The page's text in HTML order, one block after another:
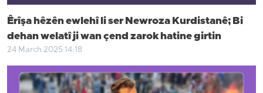
Êrîşa hêzên ewlehî li ser Newroza Kurdistanê; Bi
dehan welatî ji wan çend zarok hatine girtin
24 March 2025 14:18